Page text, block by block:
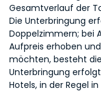
Gesamtverlauf der
Die Unterbringung
Doppelzimmern; bei
Aufpreis erhoben
möchten, besteht
Unterbringung
Hotels, in der Regel